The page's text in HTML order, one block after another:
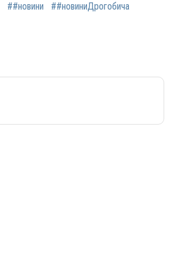
##новини
##новиниДрогобича